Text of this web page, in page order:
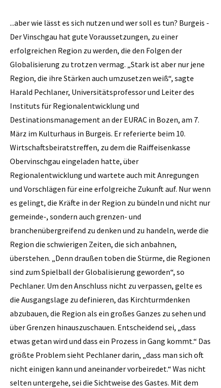
...aber wie lässt es sich nutzen und wer soll es tun? Burgeis -
Der Vinschgau hat gute Voraussetzungen, zu einer
erfolgreichen Region zu werden, die den Folgen der
Globalisierung zu trotzen vermag. „Stark ist aber nur jene
Region, die ihre Stärken auch umzusetzen weiß“, sagte
Harald Pechlaner, Universitätsprofessor und Leiter des
Instituts für Regionalentwicklung und
Destinationsmanagement an der EURAC in Bozen, am 7.
März im Kulturhaus in Burgeis. Er referierte beim 10.
Wirtschaftsbeiratstreffen, zu dem die Raiffeisenkasse
Obervinschgau eingeladen hatte, über
Regionalentwicklung und wartete auch mit Anregungen
und Vorschlägen für eine erfolgreiche Zukunft auf. Nur wenn
es gelingt, die Kräfte in der Region zu bündeln und nicht nur
gemeinde-, sondern auch grenzen- und
branchenübergreifend zu denken und zu handeln, werde die
Region die schwierigen Zeiten, die sich anbahnen,
überstehen. „Denn draußen toben die Stürme, die Regionen
sind zum Spielball der Globalisierung geworden“, so
Pechlaner. Um den Anschluss nicht zu verpassen, gelte es
die Ausgangslage zu definieren, das Kirchturmdenken
abzubauen, die Region als ein großes Ganzes zu sehen und
über Grenzen hinauszuschauen. Entscheidend sei, „dass
etwas getan wird und dass ein Prozess in Gang kommt.“ Das
größte Problem sieht Pechlaner darin, „dass man sich oft
nicht einigen kann und aneinander vorbeiredet.“ Was nicht
selten untergehe, sei die Sichtweise des Gastes. Mit dem